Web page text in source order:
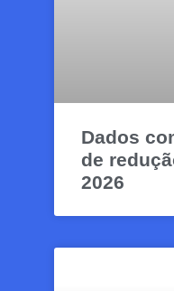
Dados
de
2026